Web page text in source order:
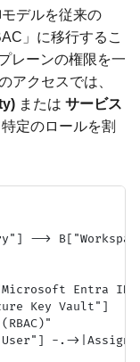
デルを従来の
」に移行するこ
レーンの権限を一
アクセスでは、
または サービス
定のロールを割
-->
Entra
Key Vault"]
-.->|Assign